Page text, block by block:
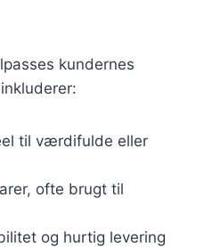
kundernes
til værdifulde eller
ofte brugt til
og hurtig levering